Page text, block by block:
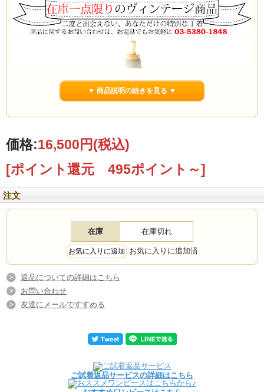
▼ 商品説明の続きを見る ▼
価格:16,500円(税込)
[ポイント還元 495ポイント～]
注文
在庫 在庫切れ
お気に入りに追加済
返品についての詳細はこちら
お問い合わせ
友達にメールですすめる
ご試着返品サービスの詳細はこちら